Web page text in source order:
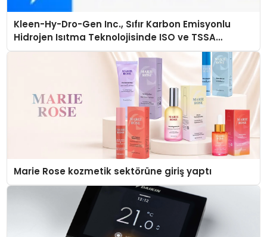
Kleen-Hy-Dro-Gen Inc., Sıfır Karbon Emisyonlu
Hidrojen Isıtma Teknolojisinde ISO ve TSSA
Düzenleyici Onaylarını Aldı
Marie Rose kozmetik sektörüne giriş yaptı